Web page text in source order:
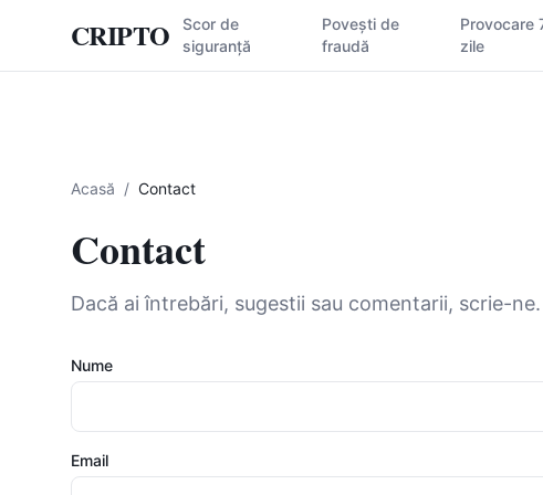
CRIPTO
Scor de
siguranță
Povești de
fraudă
Provocare
zile
Acasă / Contact
Contact
Dacă ai întrebări, sugestii sau comentarii, scrie-
Nume
Email